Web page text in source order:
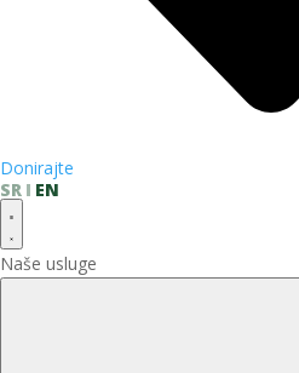
Donirajte
SR
EN
Naše usluge